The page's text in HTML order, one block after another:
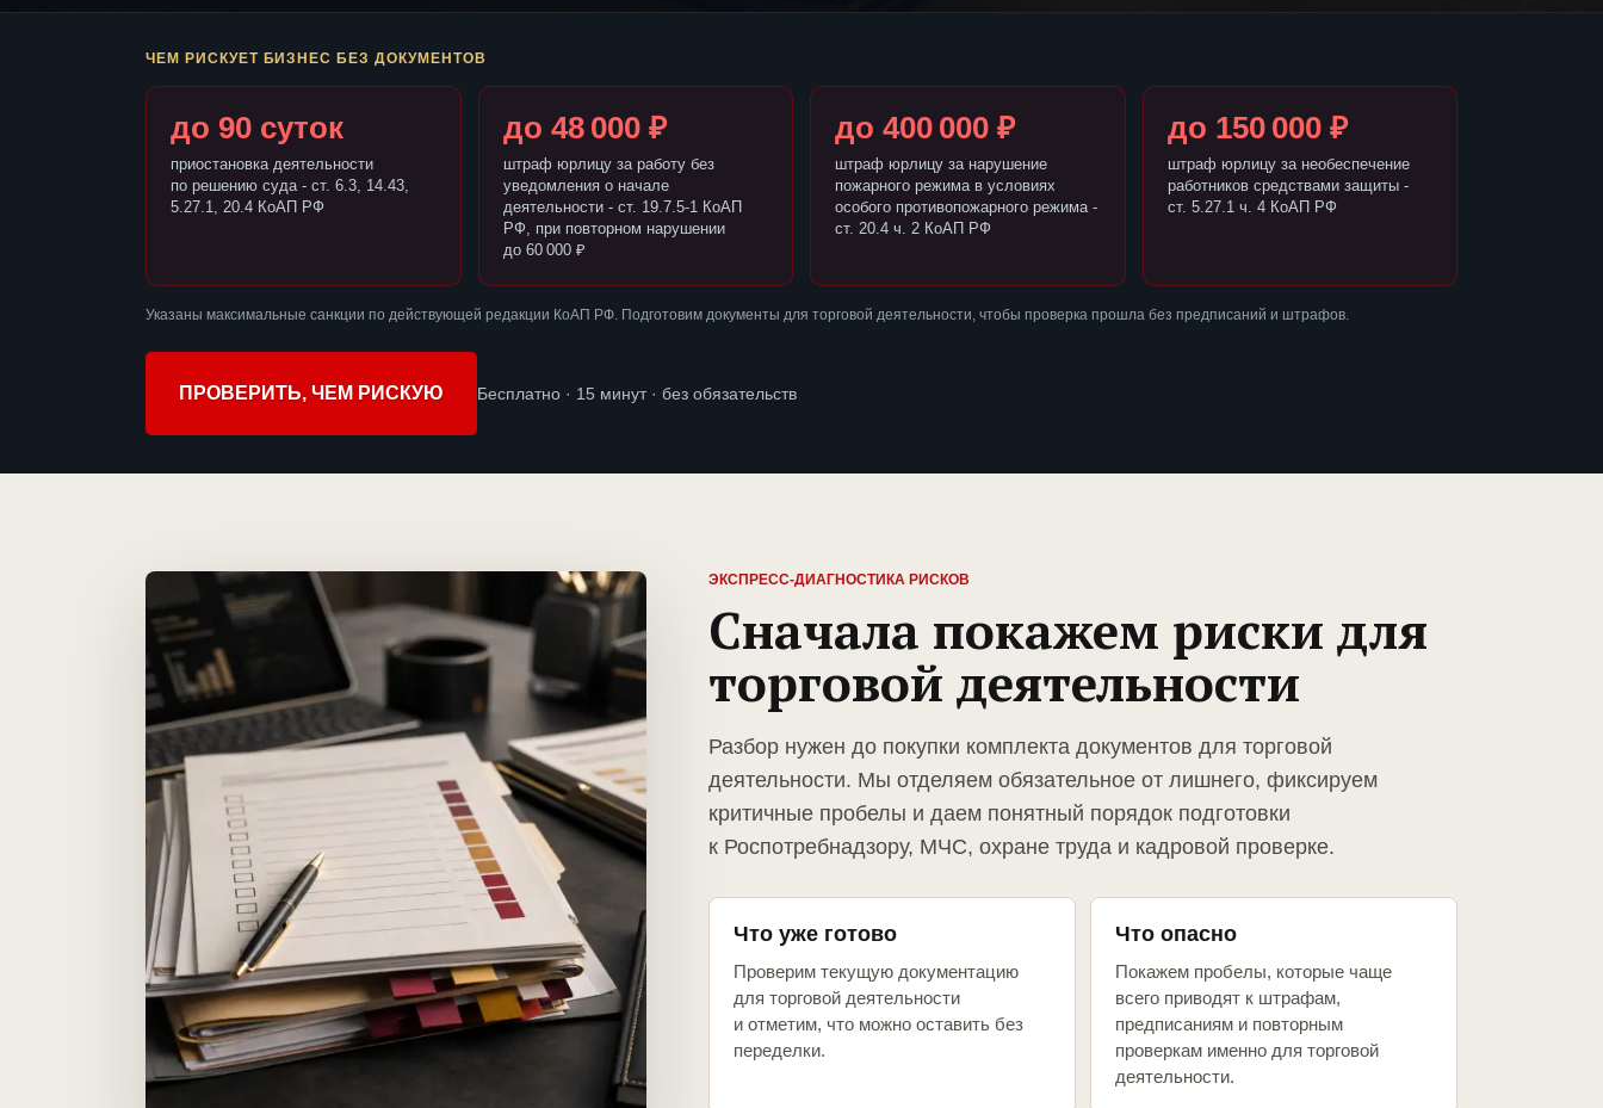
ЧЕМ РИСКУЕТ БИЗНЕС БЕЗ ДОКУМЕНТОВ
до 90 суток
приостановка деятельности
по решению суда - ст. 6.3, 14.43,
5.27.1, 20.4 КоАП РФ
до 48 000 ₽
штраф юрлицу за работу без
уведомления о начале
деятельности - ст. 19.7.5-1 КоАП
РФ, при повторном нарушении
до 60 000 ₽
до 400 000 ₽
штраф юрлицу за нарушение
пожарного режима в условиях
особого противопожарного режима -
ст. 20.4 ч. 2 КоАП РФ
до 150 000 ₽
штраф юрлицу за необеспечение
работников средствами защиты -
ст. 5.27.1 ч. 4 КоАП РФ
Указаны максимальные санкции по действующей редакции КоАП РФ. Подготовим документы для торговой деятельности, чтобы проверка прошла без предписаний и штрафов.
ПРОВЕРИТЬ, ЧЕМ РИСКУЮ Бесплатно · 15 минут · без обязательств
ЭКСПРЕСС-ДИАГНОСТИКА РИСКОВ
Сначала покажем риски для
торговой деятельности
Разбор нужен до покупки комплекта документов для торговой
деятельности. Мы отделяем обязательное от лишнего, фиксируем
критичные пробелы и даем понятный порядок подготовки
к Роспотребнадзору, МЧС, охране труда и кадровой проверке.
Что уже готово
Проверим текущую документацию
для торговой деятельности
и отметим, что можно оставить без
переделки.
Что опасно
Покажем пробелы, которые чаще
всего приводят к штрафам,
предписаниям и повторным
проверкам именно для торговой
деятельности.